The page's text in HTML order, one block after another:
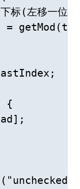
标(左移一位)
=
{